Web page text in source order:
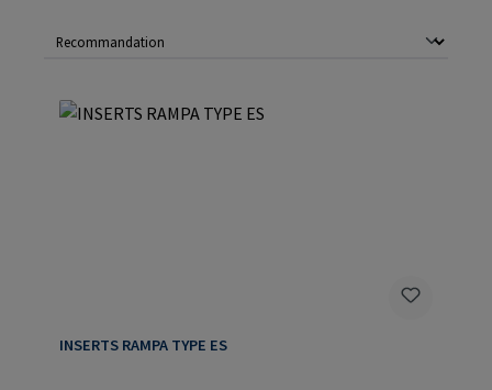
INSERTS RAMPA TYPE ES